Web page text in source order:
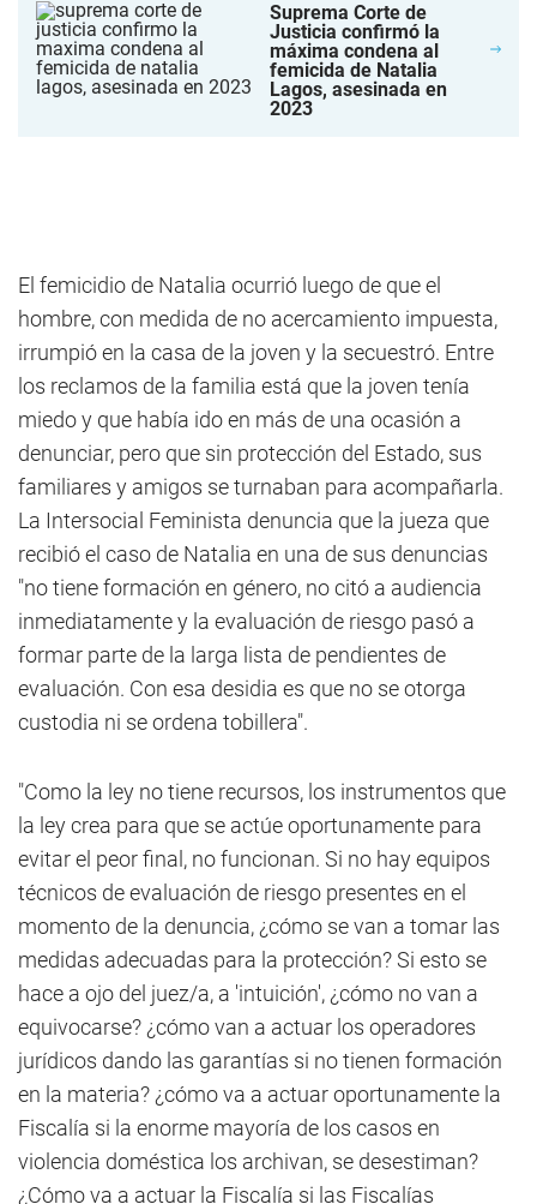
Suprema Corte de
Justicia confirmó la
máxima condena al
femicida de Natalia
Lagos, asesinada en
2023
El femicidio de Natalia ocurrió luego de que el
hombre, con medida de no acercamiento impuesta,
irrumpió en la casa de la joven y la secuestró. Entre
los reclamos de la familia está que la joven tenía
miedo y que había ido en más de una ocasión a
denunciar, pero que sin protección del Estado, sus
familiares y amigos se turnaban para acompañarla.
La Intersocial Feminista denuncia que la jueza que
recibió el caso de Natalia en una de sus denuncias
"no tiene formación en género, no citó a audiencia
inmediatamente y la evaluación de riesgo pasó a
formar parte de la larga lista de pendientes de
evaluación. Con esa desidia es que no se otorga
custodia ni se ordena tobillera".
"Como la ley no tiene recursos, los instrumentos que
la ley crea para que se actúe oportunamente para
evitar el peor final, no funcionan. Si no hay equipos
técnicos de evaluación de riesgo presentes en el
momento de la denuncia, ¿cómo se van a tomar las
medidas adecuadas para la protección? Si esto se
hace a ojo del juez/a, a 'intuición', ¿cómo no van a
equivocarse? ¿cómo van a actuar los operadores
jurídicos dando las garantías si no tienen formación
en la materia? ¿cómo va a actuar oportunamente la
Fiscalía si la enorme mayoría de los casos en
violencia doméstica los archivan, se desestiman?
¿Cómo va a actuar la Fiscalía si las Fiscalías